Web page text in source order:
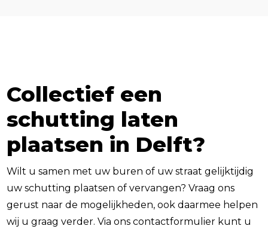
Collectief een
schutting laten
plaatsen in Delft?
Wilt u samen met uw buren of uw straat gelijktijdig
uw schutting plaatsen of vervangen? Vraag ons
gerust naar de mogelijkheden, ook daarmee helpen
wij u graag verder. Via ons contactformulier kunt u